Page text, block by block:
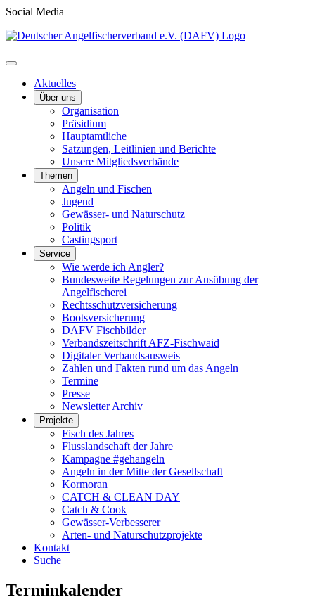
Social Media
Aktuelles
Über uns
Organisation
Präsidium
Hauptamtliche
Satzungen, Leitlinien und Berichte
Unsere Mitgliedsverbände
Themen
Angeln und Fischen
Jugend
Gewässer- und Naturschutz
Politik
Castingsport
Service
Wie werde ich Angler?
Bundesweite Regelungen zur Ausübung der
Angelfischerei
Rechtsschutzversicherung
Bootsversicherung
DAFV Fischbilder
Verbandszeitschrift AFZ-Fischwaid
Digitaler Verbandsausweis
Zahlen und Fakten rund um das Angeln
Termine
Presse
Newsletter Archiv
Projekte
Fisch des Jahres
Flusslandschaft der Jahre
Kampagne #gehangeln
Angeln in der Mitte der Gesellschaft
Kormoran
CATCH & CLEAN DAY
Catch & Cook
Gewässer-Verbesserer
Arten- und Naturschutzprojekte
Kontakt
Suche
Terminkalender